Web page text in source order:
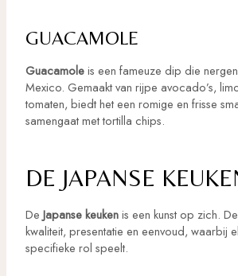
GUACAMOLE
Guacamoleis een fameuze dip die
Mexico. Gemaakt van rijpe avocado’s,
tomaten, biedt het een romige en frisse
samengaat met tortilla chips.
DE JAPANSE
De Japanse keukenis een kunst op zich.
kwaliteit, presentatie en eenvoud, waarbij
specifieke rol speelt.